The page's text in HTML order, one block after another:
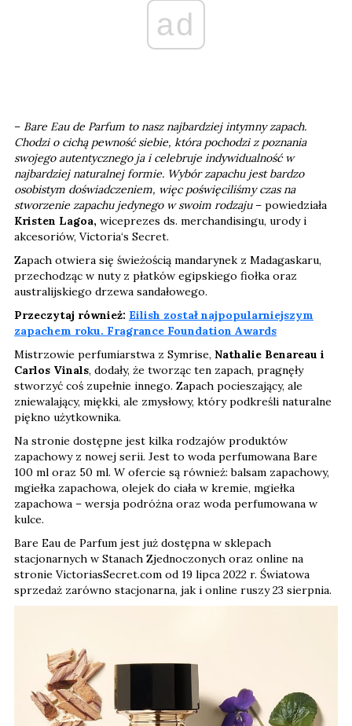
ad
– Bare Eau de Parfum to nasz najbardziej intymny zapach.
Chodzi o cichą pewność siebie, która pochodzi z poznania
swojego autentycznego ja i celebruje indywidualność w
najbardziej naturalnej formie. Wybór zapachu jest bardzo
osobistym doświadczeniem, więc poświęciliśmy czas na
stworzenie zapachu jedynego w swoim rodzaju– powiedziała
Kristen Lagoa, wiceprezes ds. merchandisingu, urody i
akcesoriów, Victoria‘s Secret.
Zapach otwiera się świeżością mandarynek z Madagaskaru,
przechodząc w nuty z płatków egipskiego fiołka oraz
australijskiego drzewa sandałowego.
Przeczytaj również: Eilish został najpopularniejszym
zapachem roku. Fragrance Foundation Awards
Mistrzowie perfumiarstwa z Symrise, Nathalie Benareau i
Carlos Vinals, dodały, że tworząc ten zapach, pragnęły
stworzyć coś zupełnie innego. Zapach pocieszający, ale
zniewalający, miękki, ale zmysłowy, który podkreśli naturalne
piękno użytkownika.
Na stronie dostępne jest kilka rodzajów produktów
zapachowy z nowej serii. Jest to woda perfumowana Bare
100 ml oraz 50 ml. W ofercie są również: balsam zapachowy,
mgiełka zapachowa, olejek do ciała w kremie, mgiełka
zapachowa – wersja podróżna oraz woda perfumowana w
kulce.
Bare Eau de Parfum jest już dostępna w sklepach
stacjonarnych w Stanach Zjednoczonych oraz online na
stronie VictoriasSecret.com od 19 lipca 2022 r. Światowa
sprzedaż zarówno stacjonarna, jak i online ruszy 23 sierpnia.